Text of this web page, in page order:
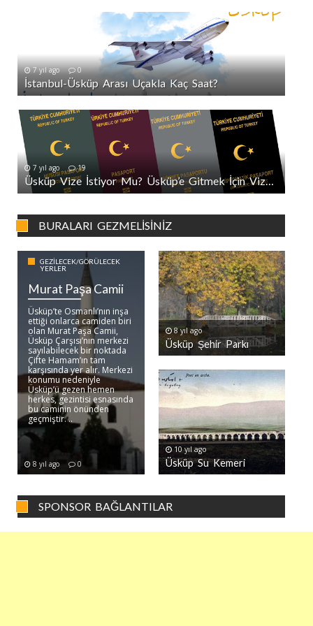
7 yıl ago 0
İstanbul-Üsküp Arası Uçakla Kaç Saat?
7 yıl ago 19
Üsküp Vize İstiyor Mu? Üsküp’e Gitmek İçin Vize Gerekli Mi?
BURALARI GEZMELISINIZ
GEZILECEK/GÖRÜLECEK
YERLER
Murat Paşa Camii
Üsküp’te Osmanlı’nın inşa
ettiği onlarca camiden biri
olan Murat Paşa Camii,
Üsküp Çarşısı’nın merkezi
sayılabilecek bir noktada
Çifte Hamam’ın tam
karşısında yer alır. Merkezi
konumu nedeniyle
Üsküp’ü gezen hemen
herkes, gezintisi esnasında
bu caminin önünden
geçmiştir. ..
8 yıl ago 0
8 yıl ago
Üsküp Şehir Parkı
10 yıl ago
Üsküp Su Kemeri
SPONSOR BAĞLANTILAR